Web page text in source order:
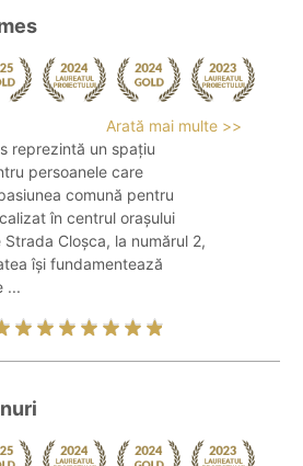
Arată mai multe >>
reprezintă un spațiu
persoanele care
comună pentru
în centrul orașului
Cloșca, la numărul 2,
își fundamentează
...